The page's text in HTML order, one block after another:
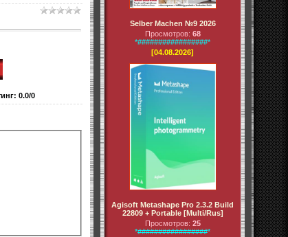
: 0.0/0
Selber Machen №9 2026
Просмотров: 68
*#################*
[04.08.2026]
Agisoft Metashape Pro 2.3.2 Build
22809 + Portable [Multi/Rus]
Просмотров: 25
*#################*